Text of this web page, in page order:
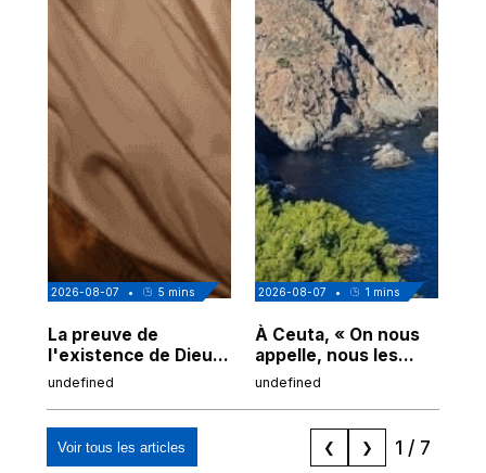
2026-08-07 • 5 mins
La preuve de
l'existence de Dieu
chez Ibn Sina
undefined
2026-08-07 • 1 mins
À Ceuta, « On nous
appelle, nous les
Espagnols d'origine
"musulmans"»
undefined
Voir tous les articles ❮ ❯ 1 / 7